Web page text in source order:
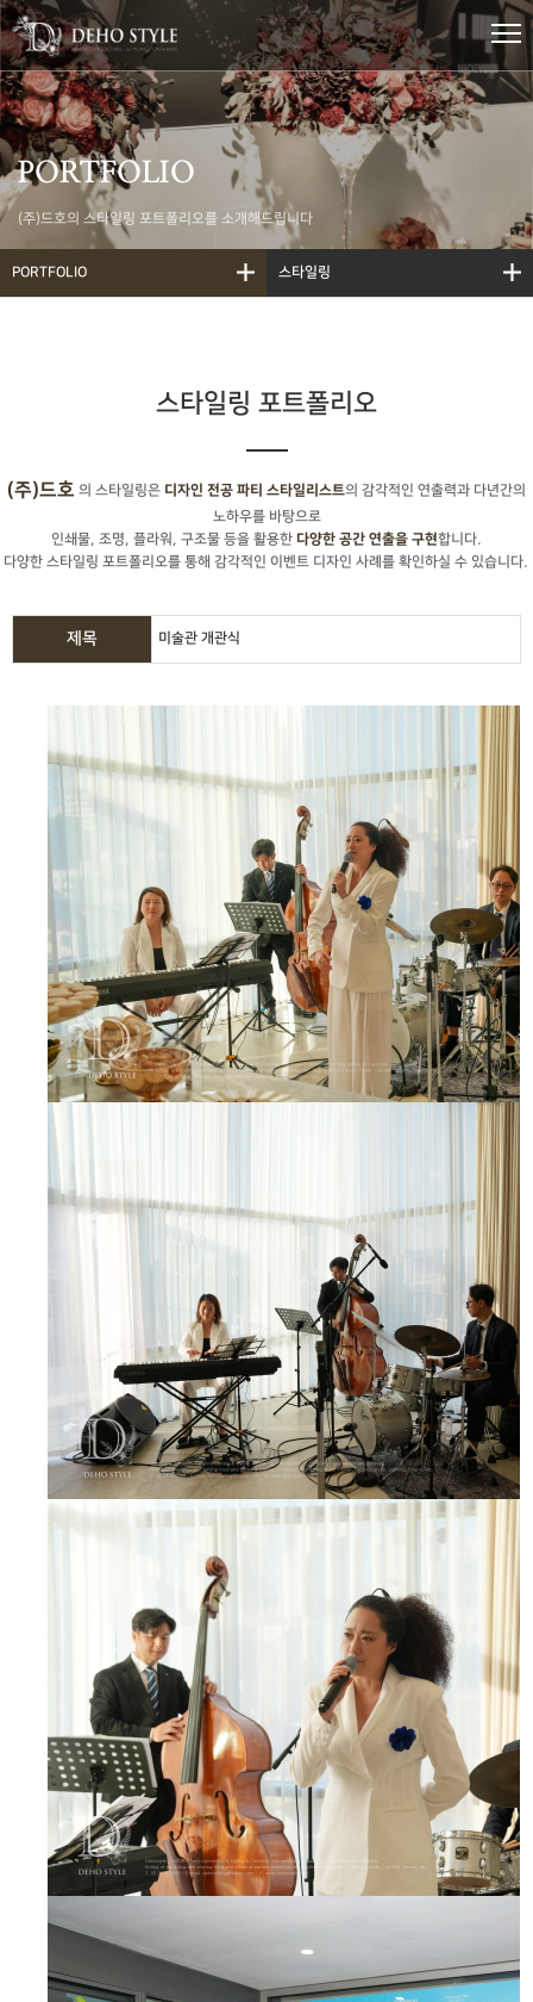
PORTFOLIO
(주)드호의 스타일링 포트폴리오를 소개해드립니다
PORTFOLIO 스타일링
스타일링 포트폴리오
(주)드호 의 스타일링은 디자인 전공 파티 스타일리스트의 감각적인 연출력과 다년간의
노하우를 바탕으로
인쇄물, 조명, 플라워, 구조물 등을 활용한 다양한 공간 연출을 구현합니다.
다양한 스타일링 포트폴리오를 통해 감각적인 이벤트 디자인 사례를 확인하실 수 있습니다.
제목 미술관 개관식